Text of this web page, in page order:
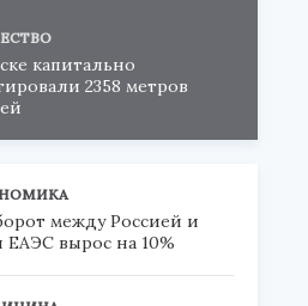
капитально
2358 метров
между Россией и
ЕАЭС вырос на 10%